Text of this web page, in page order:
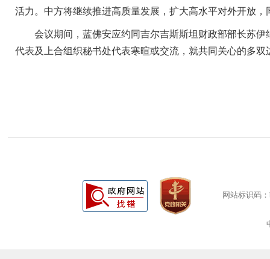
活力。中方将继续推进高质量发展，扩大高水平对外开放
会议期间，蓝佛安应约同吉尔吉斯斯坦财政部部长苏伊
代表及上合组织秘书处代表寒暄或交流，就共同关心的多双
网站标识码